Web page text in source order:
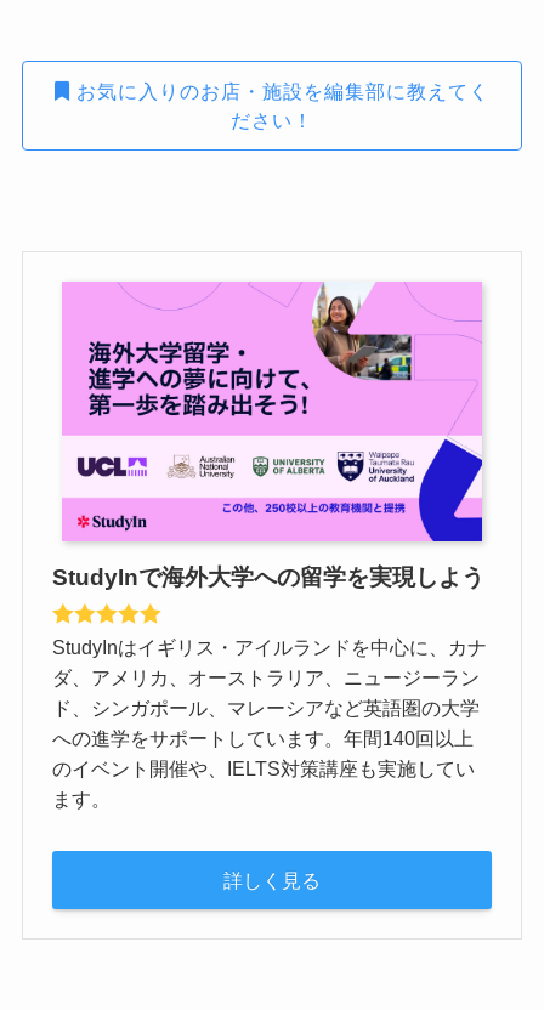
お気に入りのお店・施設を編集部に教えてく
ださい！
StudyInで海外大学への留学を実現しよう
StudyInはイギリス・アイルランドを中心に、カナ
ダ、アメリカ、オーストラリア、ニュージーラン
ド、シンガポール、マレーシアなど英語圏の大学
への進学をサポートしています。年間140回以上
のイベント開催や、IELTS対策講座も実施してい
ます。
詳しく見る